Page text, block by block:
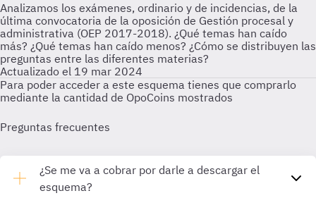
Analizamos los exámenes, ordinario y de incidencias, de la
última convocatoria de la oposición de Gestión procesal y
administrativa (OEP 2017-2018). ¿Qué temas han caído
más? ¿Qué temas han caído menos? ¿Cómo se distribuyen las
preguntas entre las diferentes materias?
Actualizado el 19 mar 2024
Para poder acceder a este esquema tienes que comprarlo
mediante la cantidad de OpoCoins mostrados
Preguntas frecuentes
¿Se me va a cobrar por darle a descargar el
esquema?